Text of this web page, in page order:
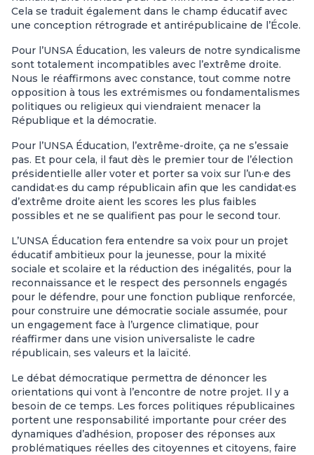
Cela se traduit également dans le champ éducatif avec
une conception rétrograde et antirépublicaine de l’École.
Pour l’UNSA Éducation, les valeurs de notre syndicalisme
sont totalement incompatibles avec l’extrême droite.
Nous le réaffirmons avec constance, tout comme notre
opposition à tous les extrémismes ou fondamentalismes
politiques ou religieux qui viendraient menacer la
République et la démocratie.
Pour l’UNSA Éducation, l’extrême-droite, ça ne s’essaie
pas. Et pour cela, il faut dès le premier tour de l’élection
présidentielle aller voter et porter sa voix sur l’un·e des
candidat·es du camp républicain afin que les candidat·es
d’extrême droite aient les scores les plus faibles
possibles et ne se qualifient pas pour le second tour.
L’UNSA Éducation fera entendre sa voix pour un projet
éducatif ambitieux pour la jeunesse, pour la mixité
sociale et scolaire et la réduction des inégalités, pour la
reconnaissance et le respect des personnels engagés
pour le défendre, pour une fonction publique renforcée,
pour construire une démocratie sociale assumée, pour
un engagement face à l’urgence climatique, pour
réaffirmer dans une vision universaliste le cadre
républicain, ses valeurs et la laïcité.
Le débat démocratique permettra de dénoncer les
orientations qui vont à l’encontre de notre projet. Il y a
besoin de ce temps. Les forces politiques républicaines
portent une responsabilité importante pour créer des
dynamiques d’adhésion, proposer des réponses aux
problématiques réelles des citoyennes et citoyens, faire